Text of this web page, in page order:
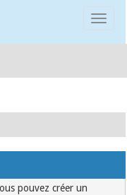
pouvez créer un